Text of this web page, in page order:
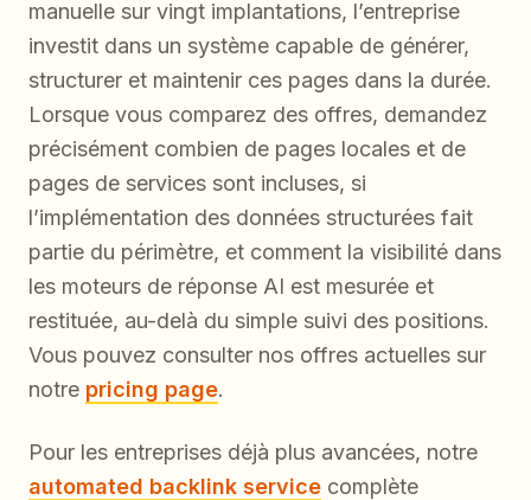
manuelle sur vingt implantations, l’entreprise
investit dans un système capable de générer,
structurer et maintenir ces pages dans la durée.
Lorsque vous comparez des offres, demandez
précisément combien de pages locales et de
pages de services sont incluses, si
l’implémentation des données structurées fait
partie du périmètre, et comment la visibilité dans
les moteurs de réponse AI est mesurée et
restituée, au-delà du simple suivi des positions.
Vous pouvez consulter nos offres actuelles sur
notre pricing page.
Pour les entreprises déjà plus avancées, notre
automated backlink service complète